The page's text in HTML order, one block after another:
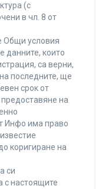
(с
в чл. 8 от
Общи условия
данните, които
са верни,
последните, ще
срок от
на
Инфо има право
коригиране на
си
с настоящите